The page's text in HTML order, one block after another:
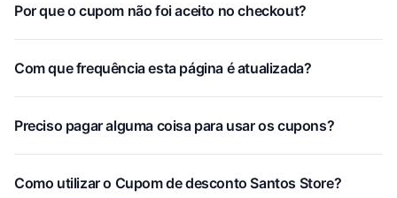
Por que o cupom não foi aceito no checkout?
Com que frequência esta página é atualizada?
Preciso pagar alguma coisa para usar os cupons?
Como utilizar o Cupom de desconto Santos Store?